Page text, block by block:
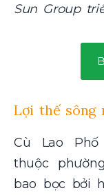
Sun Group
Lợi thế sông
Cù Lao
thuộc
bao bọc bởi